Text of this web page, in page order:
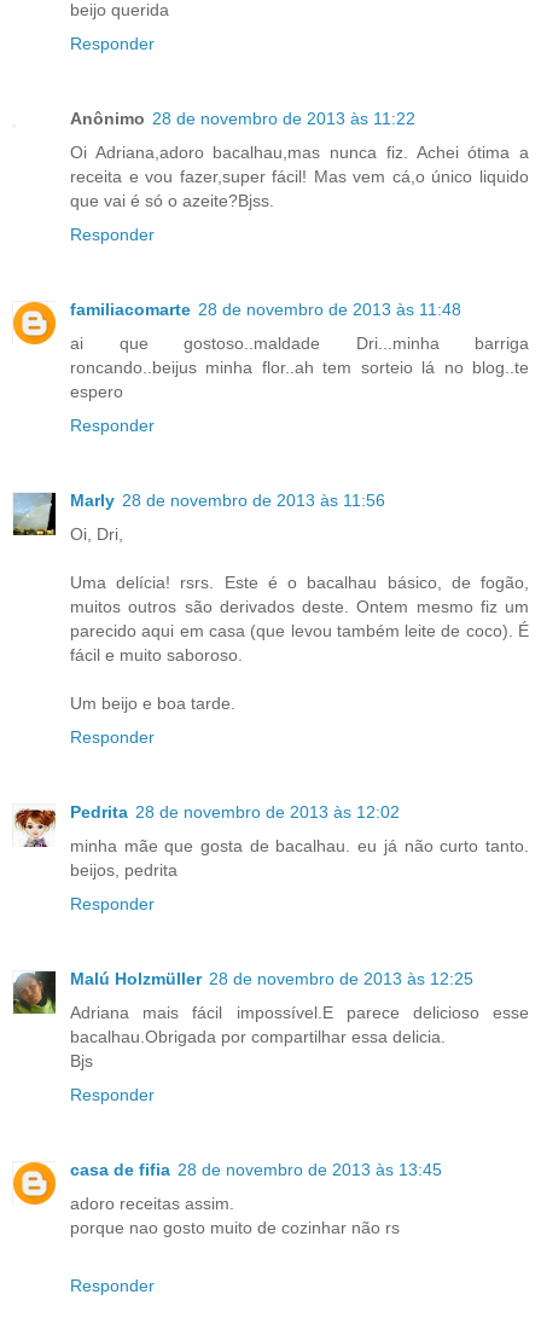
beijo querida
Responder
Anônimo 28 de novembro de 2013 às 11:22
Oi Adriana,adoro bacalhau,mas nunca fiz. Achei ótima a
receita e vou fazer,super fácil! Mas vem cá,o único liquido
que vai é só o azeite?Bjss.
Responder
familiacomarte 28 de novembro de 2013 às 11:48
ai que gostoso..maldade Dri...minha barriga
roncando..beijus minha flor..ah tem sorteio lá no blog..te
espero
Responder
Marly 28 de novembro de 2013 às 11:56
Oi, Dri,
Uma delícia! rsrs. Este é o bacalhau básico, de fogão,
muitos outros são derivados deste. Ontem mesmo fiz um
parecido aqui em casa (que levou também leite de coco). É
fácil e muito saboroso.
Um beijo e boa tarde.
Responder
Pedrita 28 de novembro de 2013 às 12:02
minha mãe que gosta de bacalhau. eu já não curto tanto.
beijos, pedrita
Responder
Malú Holzmüller 28 de novembro de 2013 às 12:25
Adriana mais fácil impossível.E parece delicioso esse
bacalhau.Obrigada por compartilhar essa delicia.
Bjs
Responder
casa de fifia 28 de novembro de 2013 às 13:45
adoro receitas assim.
porque nao gosto muito de cozinhar não rs
Responder